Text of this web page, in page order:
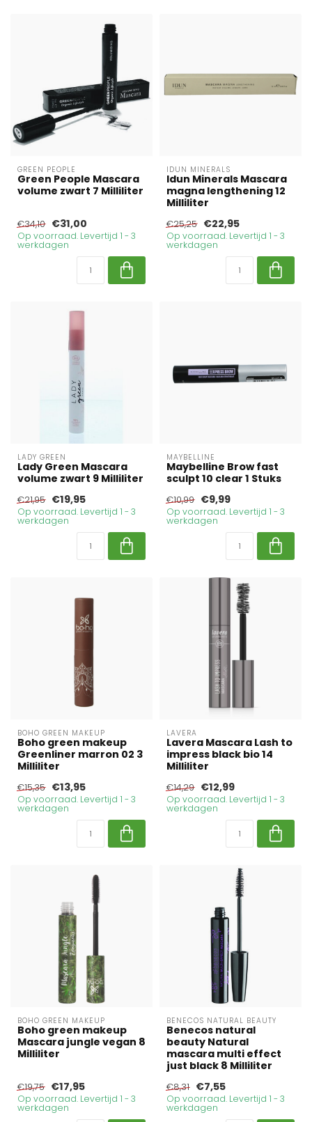
GREEN PEOPLE
Green People Mascara
volume zwart 7 Milliliter
€34,10 €31,00
Op voorraad. Levertijd 1 - 3
werkdagen
IDUN MINERALS
Idun Minerals Mascara
magna lengthening 12
Milliliter
€25,25 €22,95
Op voorraad. Levertijd 1 - 3
werkdagen
LADY GREEN
Lady Green Mascara
volume zwart 9 Milliliter
€21,95 €19,95
Op voorraad. Levertijd 1 - 3
werkdagen
MAYBELLINE
Maybelline Brow fast
sculpt 10 clear 1 Stuks
€10,99 €9,99
Op voorraad. Levertijd 1 - 3
werkdagen
BOHO GREEN MAKEUP
Boho green makeup
Greenliner marron 02 3
Milliliter
€15,35 €13,95
Op voorraad. Levertijd 1 - 3
werkdagen
LAVERA
Lavera Mascara Lash to
impress black bio 14
Milliliter
€14,29 €12,99
Op voorraad. Levertijd 1 - 3
werkdagen
BOHO GREEN MAKEUP
Boho green makeup
Mascara jungle vegan 8
Milliliter
€19,75 €17,95
Op voorraad. Levertijd 1 - 3
werkdagen
BENECOS NATURAL BEAUTY
Benecos natural
beauty Natural
mascara multi effect
just black 8 Milliliter
€8,31 €7,55
Op voorraad. Levertijd 1 - 3
werkdagen